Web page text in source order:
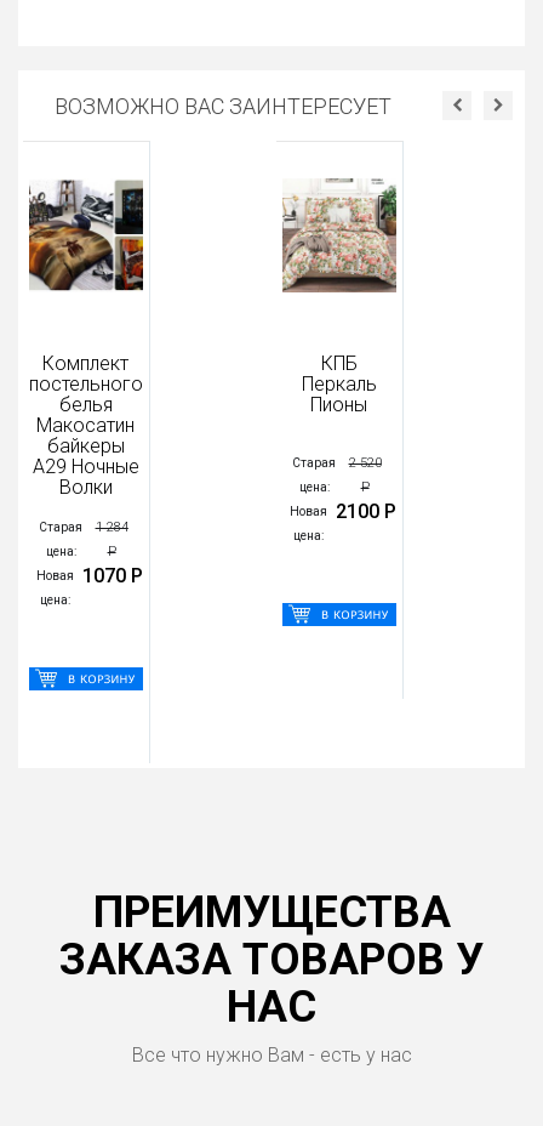
ВОЗМОЖНО ВАС ЗАИНТЕРЕСУЕТ
Комплект
постельного
белья
Макосатин
байкеры
А29 Ночные
Волки
Старая
цена:
1 284
Р
Новая
цена:
1070 Р
КПБ
Перкаль
Пионы
Старая
цена:
2 520
Р
Новая
цена:
2100 Р
ПРЕИМУЩЕСТВА
ЗАКАЗА ТОВАРОВ У
НАС
Все что нужно Вам - есть у нас